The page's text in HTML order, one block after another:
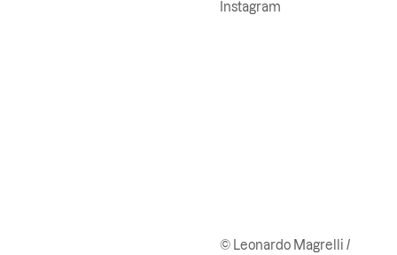
Instagram
© Leonardo Magrelli /